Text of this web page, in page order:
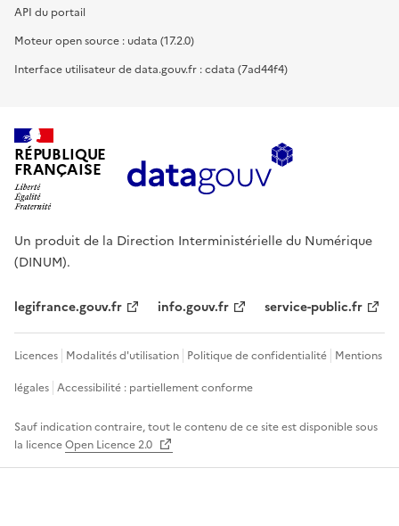
API du portail
Moteur open source : udata (17.2.0)
Interface utilisateur de data.gouv.fr : cdata (7ad44f4)
RÉPUBLIQUE
FRANÇAISE
Un produit de la Direction Interministérielle du Numérique
(DINUM).
legifrance.gouv.fr info.gouv.fr service-public.fr
Licences Modalités d'utilisation Politique de confidentialité Mentions
légales Accessibilité : partiellement conforme
Sauf indication contraire, tout le contenu de ce site est disponible sous
la licenceOpen Licence 2.0